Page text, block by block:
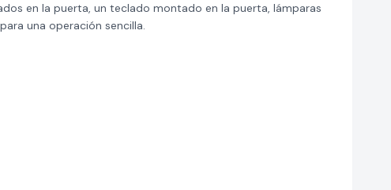
en la puerta, un teclado montado en la puerta, lámparas
una operación sencilla.